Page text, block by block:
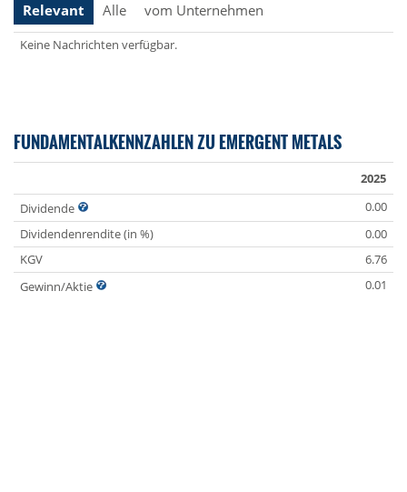
Relevant
Alle vom Unternehmen
Keine Nachrichten verfügbar.
FUNDAMENTALKENNZAHLEN ZU EMERGENT METALS
2025
Dividende
0.00
Dividendenrendite (in %)
0.00
KGV
6.76
Gewinn/Aktie
0.01